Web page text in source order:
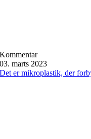
Kommentar
03. marts 2023
Det er mikroplastik, der